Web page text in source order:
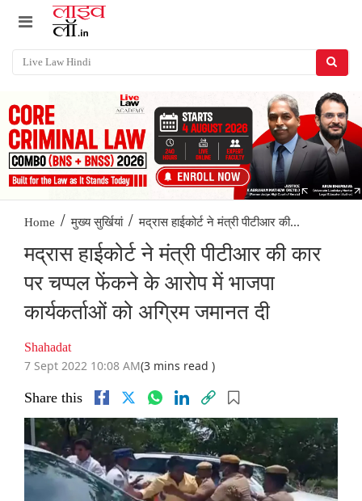
Home / मुख्य सुर्खियां / मद्रास हाईकोर्ट ने मंत्री पीटीआर की...
मद्रास हाईकोर्ट ने मंत्री पीटीआर की कार
पर चप्पल फेंकने के आरोप में भाजपा
कार्यकर्ताओं को अग्रिम जमानत दी
Shahadat
7 Sept 2022 10:08 AM(3 mins read )
Share this